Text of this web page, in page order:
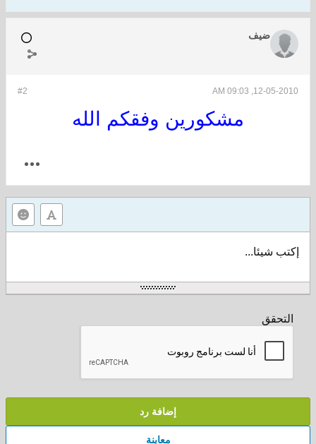
ضيف
#2 12-05-2010, 09:03 AM
مشكورين وفقكم الله
إكتب شيئا...
التحقق
إضافة رد
معاينة